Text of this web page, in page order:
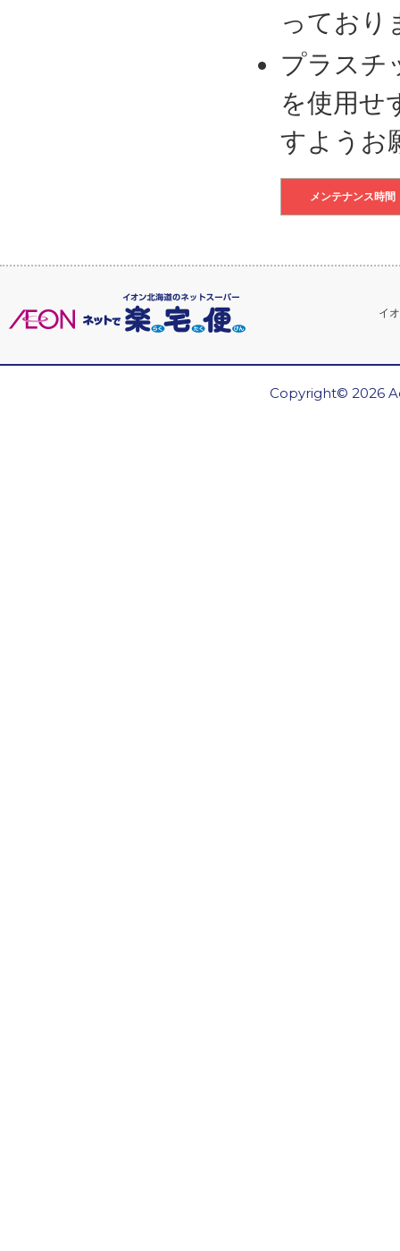
っており
プラスチ
を使用せ
すようお
メンテナンス時間
イ
Copyright© 2026